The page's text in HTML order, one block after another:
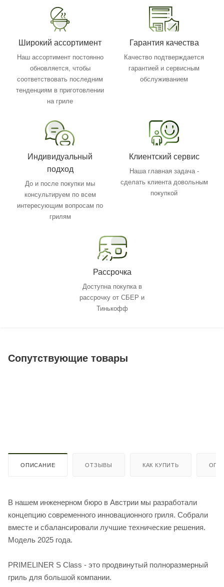
Широкий ассортимент
Наш ассортимент постоянно
обновляется, чтобы
соответствовать последним
тенденциям в приготовлении
на гриле
Гарантия качества
Качество подтверждается
гарантией и сервисным
обслуживанием
Индивидуальный
подход
До и после покупки мы
консультируем по всем
интересующим вопросам по
грилям
Клиентский сервис
Наша главная задача -
сделать клиента довольным
покупкой
Рассрочка
Доступна покупка в
рассрочку от СБЕР и
Тинькофф
Сопутствующие товары
ОПИСАНИЕ ОТЗЫВЫ КАК КУПИТЬ
В нашем инженерном бюро в Австрии мы разработали
концепцию современного инновационного гриля. Собрали
вместе и сбалансировали лучшие технические решения.
Модель 2025 года.
PRIMELINER S Class - это продвинутый полноразмерный
гриль для большой компании.